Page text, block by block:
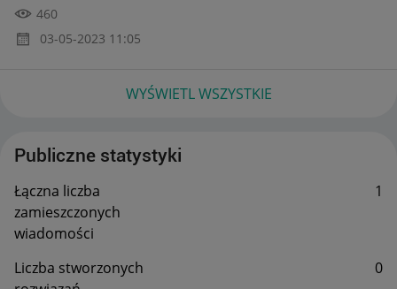
460
‎03-05-2023 11:05
WYŚWIETL WSZYSTKIE
Publiczne statystyki
Łączna liczba
zamieszczonych
wiadomości
1
Liczba stworzonych
0